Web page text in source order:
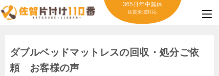
365日年中無休
佐賀全域対応
ダブルベッドマットレスの回収・処分ご依
頼 お客様の声